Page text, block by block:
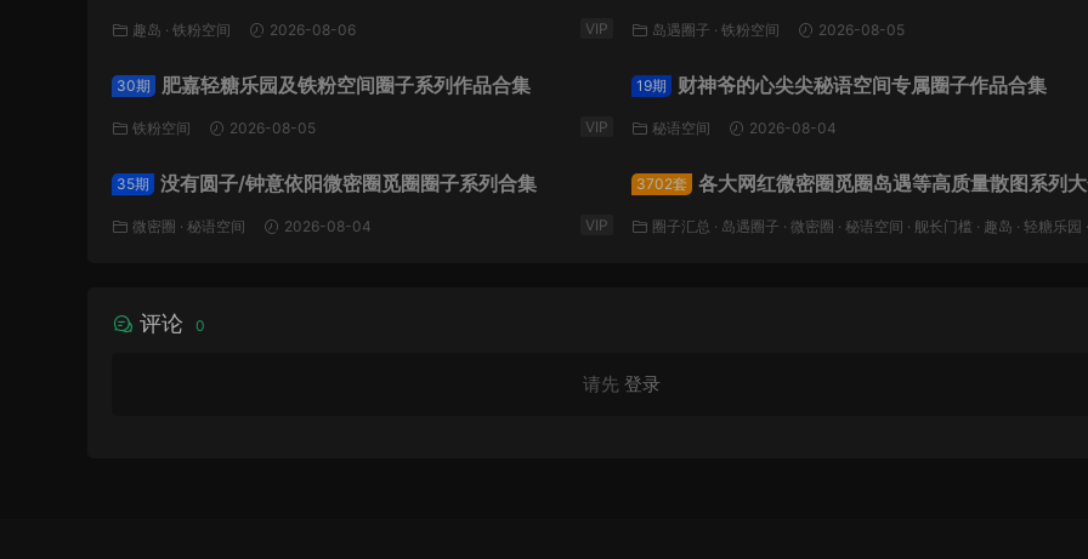
趣岛 · 铁粉空间 2026-08-06 VIP 岛遇圈子 · 铁粉空间 2026-08-05
30期 肥嘉轻糖乐园及铁粉空间圈子系列作品合集
铁粉空间 2026-08-05 VIP
19期 财神爷的心尖尖秘语空间专属圈子作品合集
秘语空间 2026-08-04
35期 没有圆子/钟意依阳微密圈觅圈圈子系列合集
微密圈 · 秘语空间 2026-08-04 VIP
3702套 各大网红微密圈觅圈岛遇等高质量散图系列
圈子汇总 · 岛遇圈子 · 微密圈 · 秘语空间 · 舰长门槛 · 趣岛 · 轻糖乐园 ·
评论 0
请先 登录